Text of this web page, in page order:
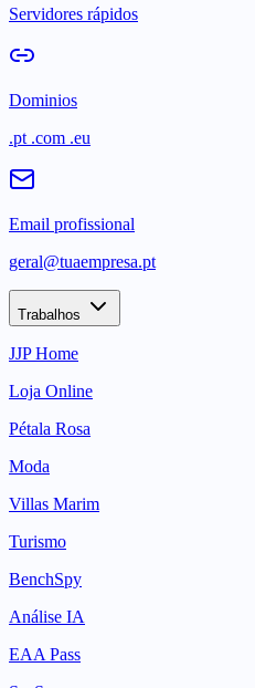
Servidores rápidos
Dominios
.pt .com .eu
Email profissional
geral@tuaempresa.pt
Trabalhos
JJP Home
Loja Online
Pétala Rosa
Moda
Villas Marim
Turismo
BenchSpy
Análise IA
EAA Pass